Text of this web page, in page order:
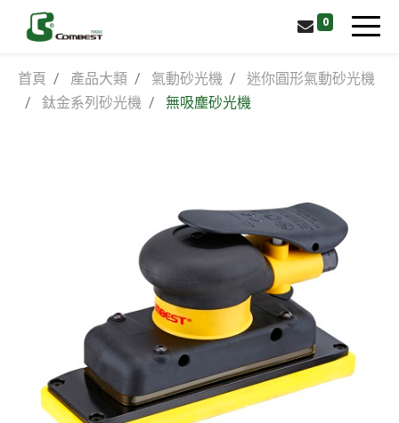
0
首頁 產品大類 氣動砂光機
迷你圓形氣動砂光機
鈦金系列砂光機
無吸塵砂光機